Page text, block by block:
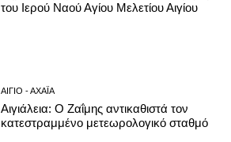
του Ιερού Ναού Αγίου Μελετίου Αιγίου
ΑΊΓΙΟ - ΑΧΑΪ́Α
Αιγιάλεια: O Ζαΐμης αντικαθιστά τον
κατεστραμμένο μετεωρολογικό σταθμό